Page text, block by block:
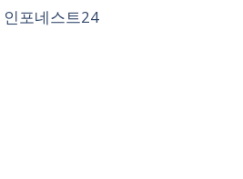
인포네스트24